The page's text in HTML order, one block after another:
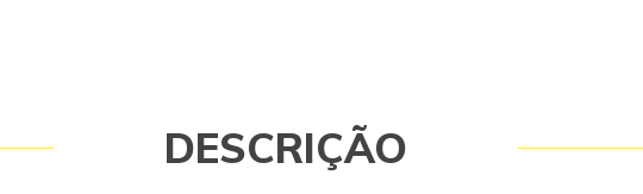
DESCRIÇÃO